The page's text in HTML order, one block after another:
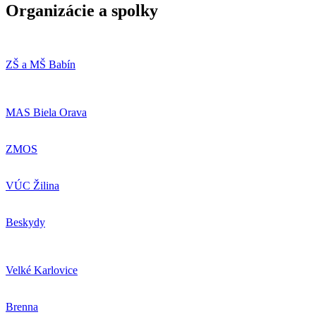
Organizácie a spolky
ZŠ a MŠ Babín
MAS Biela Orava
ZMOS
VÚC Žilina
Beskydy
Velké Karlovice
Brenna